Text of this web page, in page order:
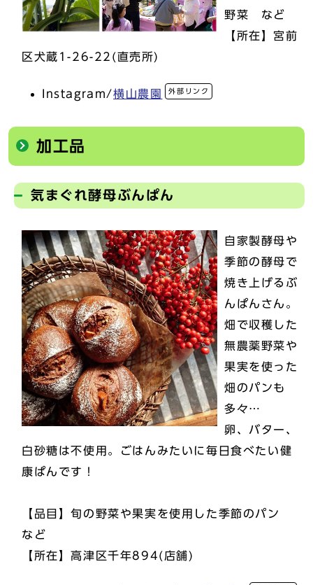
野菜 など
【所在】宮前
区犬蔵1-26-22(直売所)
Instagram/横山農園 外部リンク
加工品
気まぐれ酵母ぶんぱん
自家製酵母や
季節の酵母で
焼き上げるぶ
んぱんさん。
畑で収穫した
無農薬野菜や
果実を使った
畑のパンも
多々…
卵、バター、
白砂糖は不使用。ごはんみたいに毎日食べたい健
康ぱんです！
【品目】旬の野菜や果実を使用した季節のパン
など
【所在】高津区千年894(店舗)